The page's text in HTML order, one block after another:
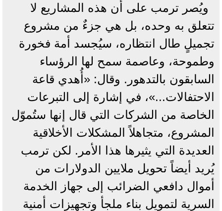
ويُصر ترمب على أن هذه المشاريع لا
تتعلق به وحده، بل هي جزءٌ من مشروع
تجميلٍ طال انتظاره، سيُجسد أمة فخورة
وطموحة، وعاصمة سمح لها الرؤساء
السابقون بالتدهور. وقال: «أُهدي قاعة
الاحتفالات...»، في إشارة إلى التبرعات
الخاصة من الشركات التي قال إنها ستُموّل
المشروع، متجاهلاً المشكلات الأخلاقية
العديدة التي يثيرها هذا الأمر. لكن ترمب
يُريد أيضاً تحويل ملايين الدولارات من
أموال دافعي الضرائب إلى جهاز الخدمة
السرية لتمويل بناء ملجأ وتجهيزات أمنية